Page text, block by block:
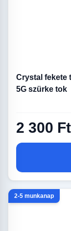
Crystal fekete
5G szürke tok
2 300 Ft
2-5 munkanap